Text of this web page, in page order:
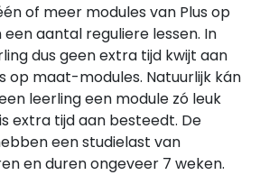
of meer modules van Plus op
aantal reguliere lessen. In
dus geen extra tijd kwijt aan
op maat-modules. Natuurlijk kán
leerling een module zó leuk
extra tijd aan besteedt. De
een studielast van
en duren ongeveer 7 weken.